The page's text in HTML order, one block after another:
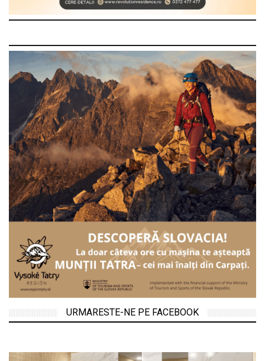
URMARESTE-NE PE FACEBOOK